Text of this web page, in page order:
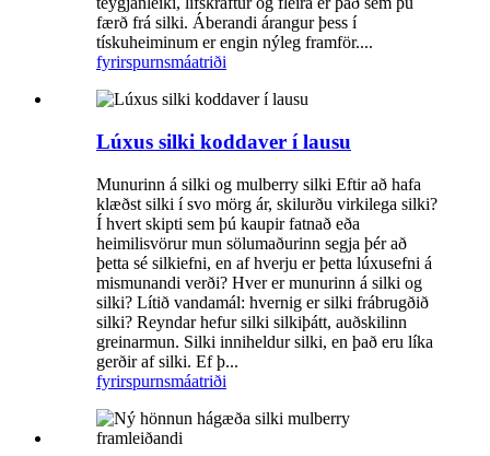
færð frá silki. Áberandi árangur þess í
tískuheiminum er engin nýleg framför....
fyrirspurnsmáatriði
Lúxus silki koddaver í lausu
Munurinn á silki og mulberry silki Eftir að hafa
klæðst silki í svo mörg ár, skilurðu virkilega silki?
Í hvert skipti sem þú kaupir fatnað eða
heimilisvörur mun sölumaðurinn segja þér að
þetta sé silkiefni, en af ​​hverju er þetta lúxusefni á
mismunandi verði? Hver er munurinn á silki og
silki? Lítið vandamál: hvernig er silki frábrugðið
silki? Reyndar hefur silki silkiþátt, auðskilinn
greinarmun. Silki inniheldur silki, en það eru líka
gerðir af silki. Ef þ...
fyrirspurnsmáatriði